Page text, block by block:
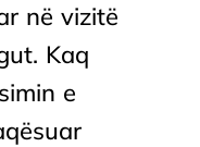
në vizitë
Kaq
e